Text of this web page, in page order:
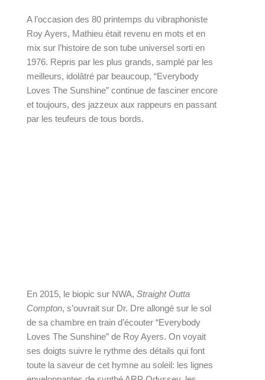
A l’occasion des 80 printemps du vibraphoniste
Roy Ayers, Mathieu était revenu en mots et en
mix sur l’histoire de son tube universel sorti en
1976. Repris par les plus grands, samplé par les
meilleurs, idolâtré par beaucoup, “Everybody
Loves The Sunshine” continue de fasciner encore
et toujours, des jazzeux aux rappeurs en passant
par les teufeurs de tous bords.
En 2015, le biopic sur NWA, Straight Outta
Compton, s’ouvrait sur Dr. Dre allongé sur le sol
de sa chambre en train d’écouter “Everybody
Loves The Sunshine” de Roy Ayers. On voyait
ses doigts suivre le rythme des détails qui font
toute la saveur de cet hymne au soleil: les lignes